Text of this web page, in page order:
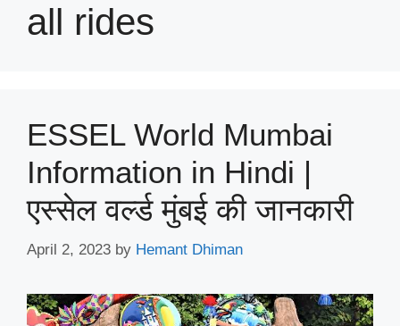
all rides
ESSEL World Mumbai
Information in Hindi |
एस्सेल वर्ल्‍ड मुंबई की जानकारी
April 2, 2023 by Hemant Dhiman